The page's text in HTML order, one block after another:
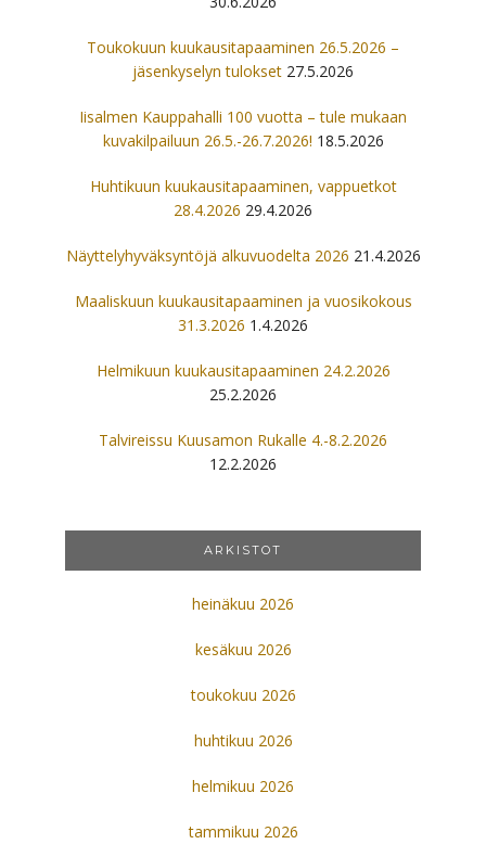
Toukokuun kuukausitapaaminen 26.5.2026 –
jäsenkyselyn tulokset 27.5.2026
Iisalmen Kauppahalli 100 vuotta – tule mukaan
kuvakilpailuun 26.5.-26.7.2026! 18.5.2026
Huhtikuun kuukausitapaaminen, vappuetkot
28.4.2026 29.4.2026
Näyttelyhyväksyntöjä alkuvuodelta 2026 21.4.2026
Maaliskuun kuukausitapaaminen ja vuosikokous
31.3.2026 1.4.2026
Helmikuun kuukausitapaaminen 24.2.2026
25.2.2026
Talvireissu Kuusamon Rukalle 4.-8.2.2026
12.2.2026
ARKISTOT
heinäkuu 2026
kesäkuu 2026
toukokuu 2026
huhtikuu 2026
helmikuu 2026
tammikuu 2026